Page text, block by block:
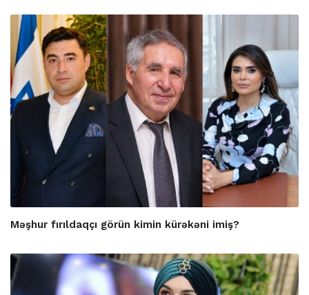
Məşhur fırıldaqçı görün kimin kürəkəni imiş?